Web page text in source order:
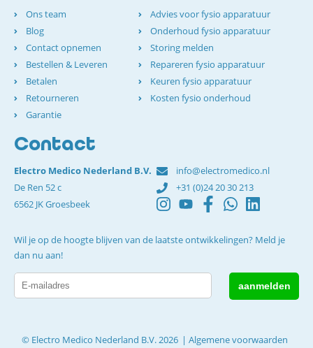
Ons team
Blog
Contact opnemen
Bestellen & Leveren
Betalen
Retourneren
Garantie
Advies voor fysio apparatuur
Onderhoud fysio apparatuur
Storing melden
Repareren fysio apparatuur
Keuren fysio apparatuur
Kosten fysio onderhoud
Contact
Electro Medico Nederland B.V.
De Ren 52 c
6562 JK Groesbeek
info@electromedico.nl
+31 (0)24 20 30 213
Wil je op de hoogte blijven van de laatste ontwikkelingen? Meld je
dan nu aan!
© Electro Medico Nederland B.V. 2026 Algemene voorwaarden